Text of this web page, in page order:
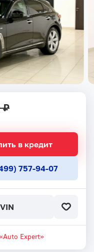
₽
в кредит
757-94-07
Expert»